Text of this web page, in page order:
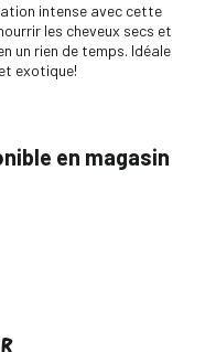
intense avec cette
les cheveux secs et
un rien de temps. Idéale
exotique!
en magasin